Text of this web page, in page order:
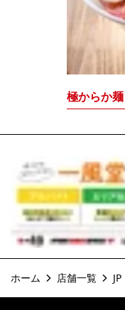
極からか麺
ホーム 店舗一覧 JP